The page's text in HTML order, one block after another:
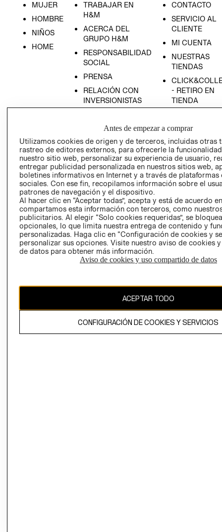
MUJER
HOMBRE
NIÑOS
HOME
TRABAJAR EN
H&M
ACERCA DEL
GRUPO H&M
RESPONSABILIDAD
SOCIAL
PRENSA
RELACIÓN CON
INVERSIONISTAS
EMPRESARIAL
CONTACTO
SERVICIO AL
CLIENTE
MI CUENTA
NUESTRAS
TIENDAS
- RETIRO EN
TIENDA
AVISO DE
PRIVACIDAD
GIFT CARD
AVISO DE
COOKIES
Uruguay ($U)
El contenido de esta página web está protegido por copyright y es
propiedad de H&M Hennes & Mauritz AB.
Antes de empezar a comprar
Utilizamos cookies de origen y de terceros, incluidas otras
rastreo de editores externos, para ofrecerle la
nuestro sitio web, personalizar su experiencia de usuario,
entregar publicidad personalizada en nuestros sitios web,
boletines informativos en Internet y a través de plataformas
sociales. Con ese fin, recopilamos información sobre el
patrones de navegación y el dispositivo.
Al hacer clic en “Aceptar todas”, acepta y está de acuerdo
compartamos esta información con terceros, como
publicitarios. Al elegir “Solo cookies requeridas”, se
opcionales, lo que limita nuestra entrega de contenido y
personalizadas. Haga clic en “Configuración de cookies y
personalizar sus opciones. Visite nuestro aviso de cookies
de datos para obtener más información.
Aviso de cookies y uso compartido de datos
ACEPTAR TODO
CONFIGURACIÓN DE COOKIES Y SERVICIOS